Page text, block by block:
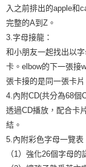
入之前排出的apple和
完整的A到Z。
3.字母接龍：
和小朋友一起找出以
卡。elbow的下一張接
張卡接的是同一張卡片
4.內附CD(共分為68個
透過CD播放，配合卡
結。
5.內附彩色字母一覽表
（1）強化26個字母的